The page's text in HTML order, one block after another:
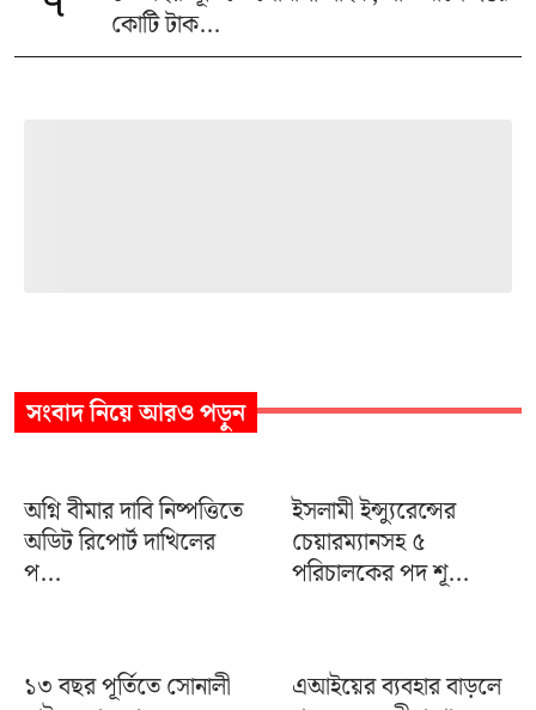
কোটি টাক...
সংবাদনিয়ে আরও পড়ুন
অগ্নি বীমার দাবি নিষ্পত্তিতে
অডিট রিপোর্ট দাখিলের
প...
ইসলামী ইন্স্যুরেন্সের
চেয়ারম্যানসহ ৫
পরিচালকের পদ শূ...
১৩ বছর পূর্তিতে সোনালী
এআইয়ের ব্যবহার বাড়লে